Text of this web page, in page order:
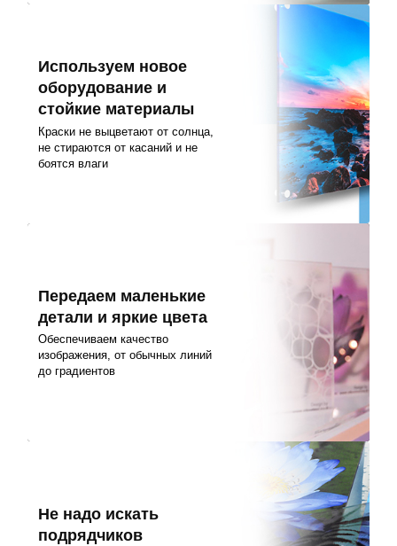
Используем новое
оборудование и
стойкие материалы
Краски не выцветают от солнца,
не стираются от касаний и не
боятся влаги
Передаем маленькие
детали и яркие цвета
Обеспечиваем качество
изображения, от обычных линий
до градиентов
Не надо искать
подрядчиков